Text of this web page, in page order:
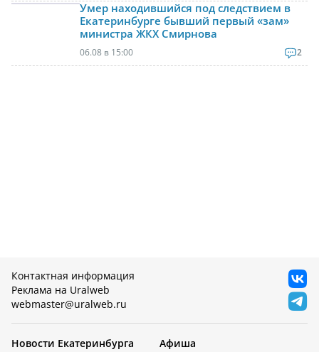
Умер находившийся под следствием в
Екатеринбурге бывший первый «зам»
министра ЖКХ Смирнова
06.08 в 15:00 2
Контактная информация
Реклама на Uralweb
webmaster@uralweb.ru
Новости Екатеринбурга
Афиша